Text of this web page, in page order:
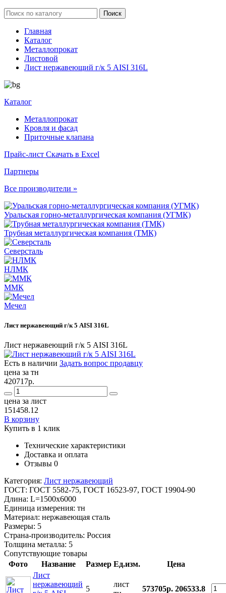
Главная
Каталог
Металлопрокат
Листовой
Лист нержавеющий г/к 5 AISI 316L
Каталог
Металлопрокат
Кровля и фасад
Приточные клапана
Прайс-лист Скачать в Excel
Партнеры
Все производители »
Уральская горно-металлургическая компания (УГМК)
Трубная металлургическая компания (ТМК)
Северсталь
НЛМК
ММК
Мечел
Лист нержавеющий г/к 5 AISI 316L
Лист нержавеющий г/к 5 AISI 316L
Есть в наличии Задать вопрос продавцу
цена за тн
420717р.
цена за лист
151458.12
В корзину
Купить в 1 клик
Технические характеристики
Доставка и оплата
Отзывы 0
Категория: Лист нержавеющий
ГОСТ: ГОСТ 5582-75, ГОСТ 16523-97, ГОСТ 19904-90
Длина: L=1500x6000
Единица измерения: тн
Материал: нержавеющая сталь
Размеры: 5
Страна-производитель: Россия
Толщина металла: 5
Сопутствующие товары
Фото
Название Размер Ед.изм.
Цена
Лист
нержавеющий
5
лист
573705р. 206533.8